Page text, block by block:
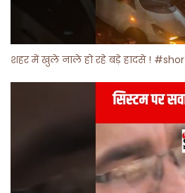
शहर में खुले नाले हो रहे बड़े हादसे !